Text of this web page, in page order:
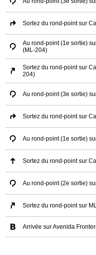
Sortez du rond-point sur
Au rond-point (1e sortie)
(ML-204)
Sortez du rond-point sur
204)
Au rond-point (3e sortie)
Sortez du rond-point sur
Au rond-point (1e sortie)
Sortez du rond-point sur
Au rond-point (2e sortie)
Sortez du rond-point sur
Arrivée sur Avenida